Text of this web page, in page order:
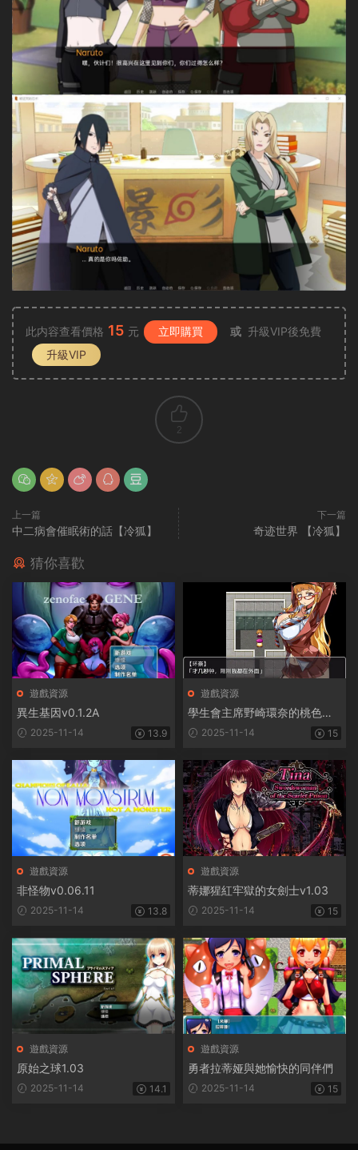
此内容查看價格 15 元 立即購買 或 升級VIP後免費
升級VIP
2
上一篇
中二病會催眠術的話【冷狐】
下一篇
奇迹世界 【冷狐】
猜你喜歡
遊戲資源
異生基因v0.1.2A
2025-11-14 13.9
遊戲資源
學生會主席野崎環奈的桃色煩
惱 2025-11-14 15
遊戲資源
非怪物v0.06.11
2025-11-14 13.8
遊戲資源
蒂娜猩紅牢獄的女劍士v1.03
2025-11-14 15
遊戲資源
原始之球1.03
2025-11-14 14.1
遊戲資源
勇者拉蒂娅與她愉快的同伴們
2025-11-14 15